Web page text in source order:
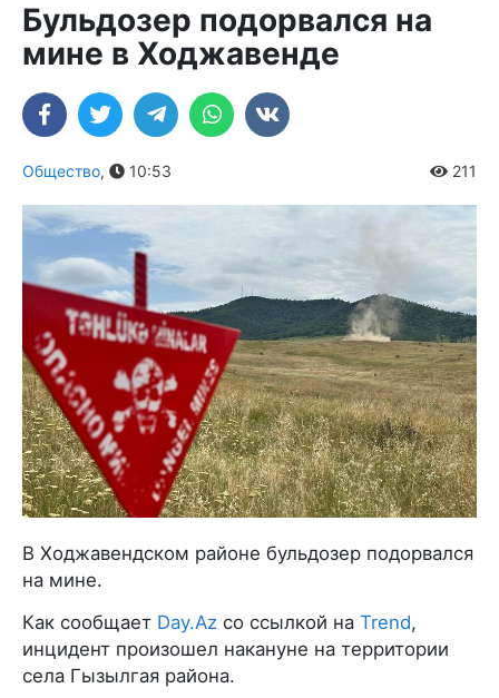
Бульдозер подорвался на
мине в Ходжавенде
Общество, 10:53 211
В Ходжавендском районе бульдозер подорвался
на мине.
Как сообщает Day.Az со ссылкой на Trend,
инцидент произошел накануне на территории
села Гызылгая района.